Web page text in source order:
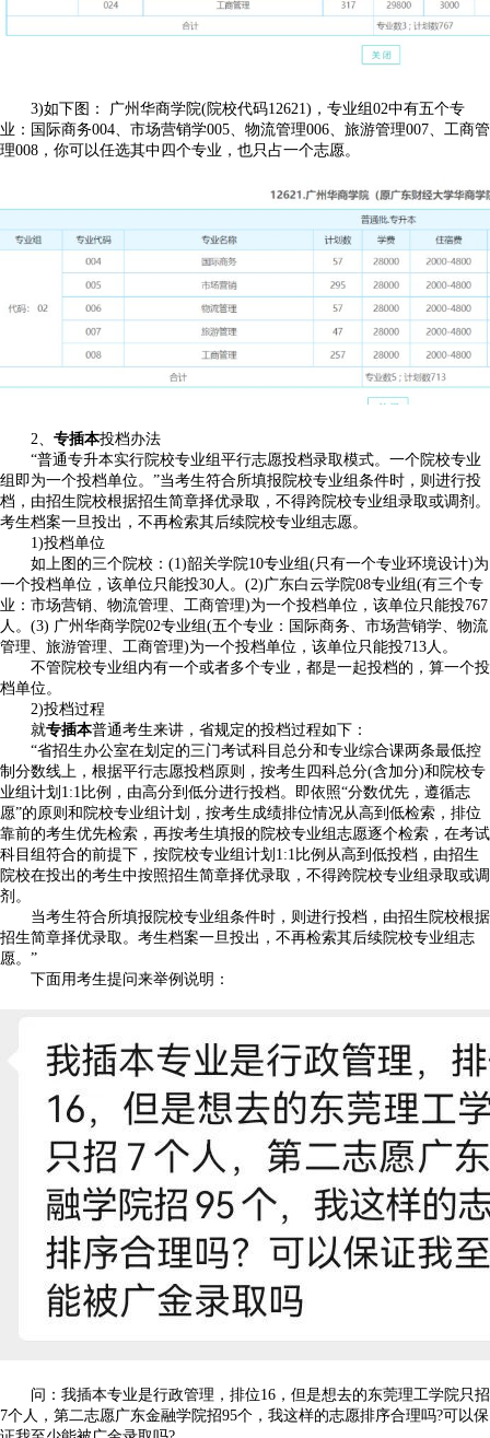
3)如下图： 广州华商学院(院校代码12621)，专业组02中有五个专
业：国际商务004、市场营销学005、物流管理006、旅游管理007、工商管
理008，你可以任选其中四个专业，也只占一个志愿。
2、 专插本投档办法
“普通专升本实行院校专业组平行志愿投档录取模式。一个院校专业
组即为一个投档单位。”当考生符合所填报院校专业组条件时，则进行投
档，由招生院校根据招生简章择优录取，不得跨院校专业组录取或调剂。
考生档案一旦投出，不再检索其后续院校专业组志愿。
1)投档单位
如上图的三个院校：(1)韶关学院10专业组(只有一个专业环境设计)为
一个投档单位，该单位只能投30人。(2)广东白云学院08专业组(有三个专
业：市场营销、物流管理、工商管理)为一个投档单位，该单位只能投767
人。(3) 广州华商学院02专业组(五个专业：国际商务、市场营销学、物流
管理、旅游管理、工商管理)为一个投档单位，该单位只能投713人。
不管院校专业组内有一个或者多个专业，都是一起投档的，算一个投
档单位。
2)投档过程
就专插本普通考生来讲，省规定的投档过程如下：
“省招生办公室在划定的三门考试科目总分和专业综合课两条最低控
制分数线上，根据平行志愿投档原则，按考生四科总分(含加分)和院校专
业组计划1:1比例，由高分到低分进行投档。即依照“分数优先，遵循志
愿”的原则和院校专业组计划，按考生成绩排位情况从高到低检索，排位
靠前的考生优先检索，再按考生填报的院校专业组志愿逐个检索，在考试
科目组符合的前提下，按院校专业组计划1:1比例从高到低投档，由招生
院校在投出的考生中按照招生简章择优录取，不得跨院校专业组录取或调
剂。
当考生符合所填报院校专业组条件时，则进行投档，由招生院校根据
招生简章择优录取。考生档案一旦投出，不再检索其后续院校专业组志
愿。”
下面用考生提问来举例说明：
问：我插本专业是行政管理，排位16，但是想去的东莞理工学院只招
7个人，第二志愿广东金融学院招95个，我这样的志愿排序合理吗?可以保